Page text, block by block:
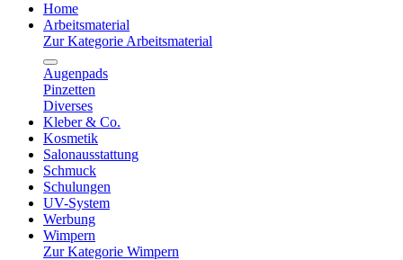
Home
Arbeitsmaterial
Zur Kategorie Arbeitsmaterial
Augenpads
Pinzetten
Diverses
Kleber & Co.
Kosmetik
Salonausstattung
Schmuck
Schulungen
UV-System
Werbung
Wimpern
Zur Kategorie Wimpern